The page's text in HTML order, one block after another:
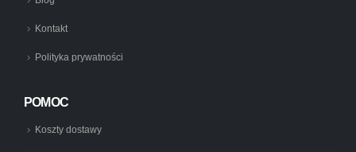
Kontakt
Polityka prywatności
POMOC
Koszty dostawy